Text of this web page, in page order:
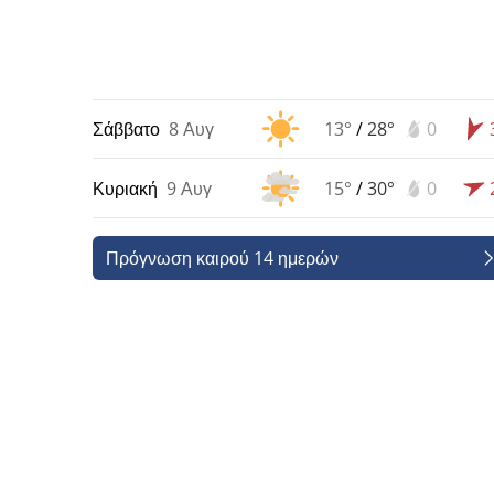
Σάββατο 8 Αυγ 13° /28° 0
Κυριακή 9 Αυγ 15° /30° 0
Πρόγνωση καιρού 14 ημερών